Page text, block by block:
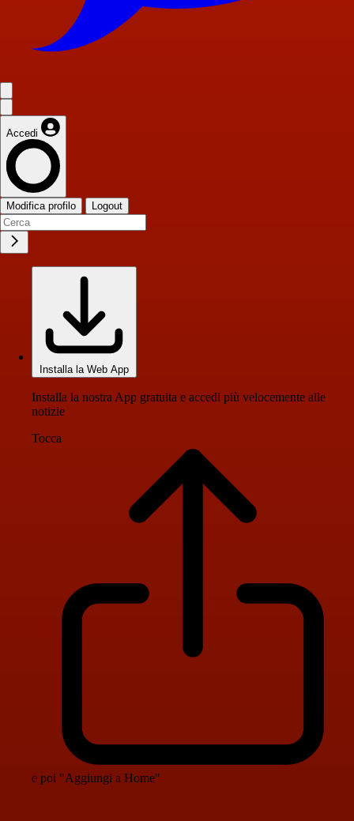
Accedi
Modifica profilo Logout
Installa la Web App
Installa la nostra App gratuita e accedi più velocemente alle
notizie
Tocca
e poi "Aggiungi a Home"